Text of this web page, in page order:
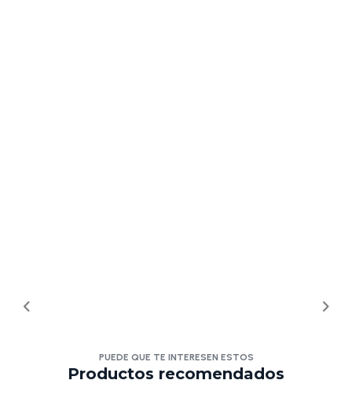
PUEDE QUE TE INTERESEN ESTOS
Productos recomendados